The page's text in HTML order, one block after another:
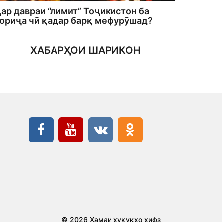
давраи “лимит” Тоҷикистон ба
чӣ қадар барқ мефурӯшад?
ХАБАРҲОИ ШАРИКОН
© 2026 Ҳамаи ҳуқуқҳо ҳифз